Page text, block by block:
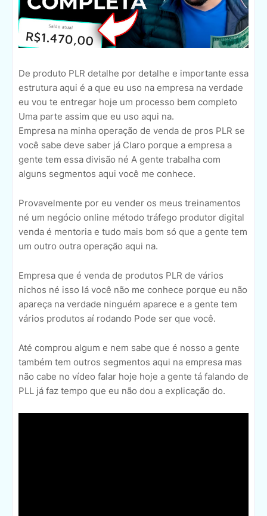
De produto PLR detalhe por detalhe e importante essa
estrutura aqui é a que eu uso na empresa na verdade
eu vou te entregar hoje um processo bem completo
Uma parte assim que eu uso aqui na.
Empresa na minha operação de venda de pros PLR se
você sabe deve saber já Claro porque a empresa a
gente tem essa divisão né A gente trabalha com
alguns segmentos aqui você me conhece.
Provavelmente por eu vender os meus treinamentos
né um negócio online método tráfego produtor digital
venda é mentoria e tudo mais bom só que a gente tem
um outro outra operação aqui na.
Empresa que é venda de produtos PLR de vários
nichos né isso lá você não me conhece porque eu não
apareça na verdade ninguém aparece e a gente tem
vários produtos aí rodando Pode ser que você.
Até comprou algum e nem sabe que é nosso a gente
também tem outros segmentos aqui na empresa mas
não cabe no vídeo falar hoje hoje a gente tá falando de
PLL já faz tempo que eu não dou a explicação do.